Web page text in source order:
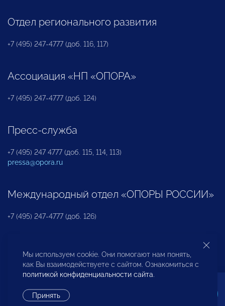
Отдел регионального развития
+7 (495) 247-4777 (доб. 116, 117)
Ассоциация «НП «ОПОРА»
+7 (495) 247-4777 (доб. 124)
Пресс-служба
+7 (495) 247 4777 (доб. 115, 114, 113)
pressa@opora.ru
Международный отдел «ОПОРЫ РОССИИ»
+7 (495) 247-4777 (доб. 126)
Бюро по защите прав предпринимателей и
инвесторов
Мы используем cookie. Они помогают нам понять,
как Вы взаимодействуете с сайтом. Ознакомиться с
политикой конфиденциальности сайта.
Принять